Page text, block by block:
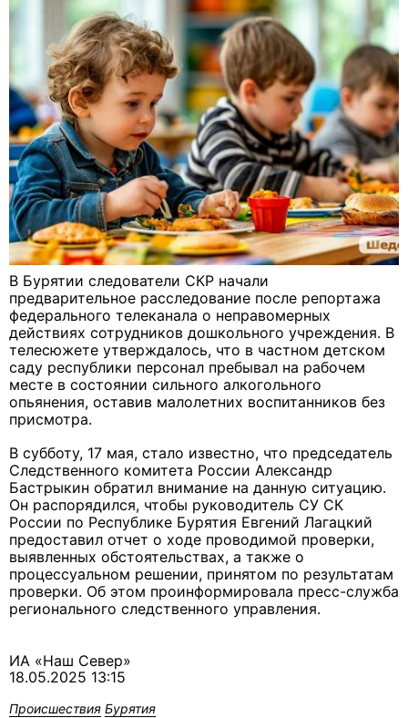
В Бурятии следователи СКР начали
предварительное расследование после репортажа
федерального телеканала о неправомерных
действиях сотрудников дошкольного учреждения. В
телесюжете утверждалось, что в частном детском
саду республики персонал пребывал на рабочем
месте в состоянии сильного алкогольного
опьянения, оставив малолетних воспитанников без
присмотра.
В субботу, 17 мая, стало известно, что председатель
Следственного комитета России Александр
Бастрыкин обратил внимание на данную ситуацию.
Он распорядился, чтобы руководитель СУ СК
России по Республике Бурятия Евгений Лагацкий
предоставил отчет о ходе проводимой проверки,
выявленных обстоятельствах, а также о
процессуальном решении, принятом по результатам
проверки. Об этом проинформировала пресс-служба
регионального следственного управления.
ИА «Наш Север»
18.05.2025 13:15
Происшествия Бурятия